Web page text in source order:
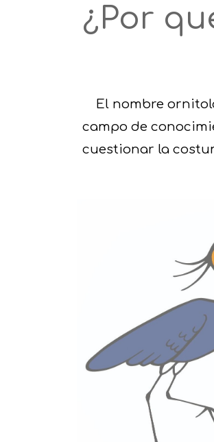
¿Por
El nombre
campo de
cuestionar la